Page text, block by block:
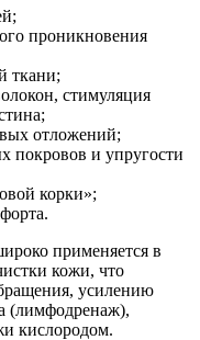
проникновения
ткани;
стимуляция
отложений;
покровов и упругости
корки»;
применяется в
кожи, что
усилению
(лимфодренаж),
кислородом.